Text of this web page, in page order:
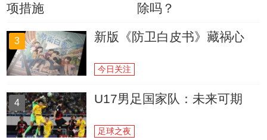
项措施
除吗？
3 新版《防卫白皮书》藏祸心
今日关注
4 U17男足国家队：未来可期
足球之夜